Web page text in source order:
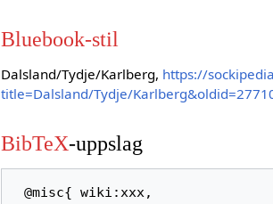
Bluebook-stil
Dalsland/Tydje/Karlberg, https://
title=Dalsland/Tydje/
BibTeX-uppslag